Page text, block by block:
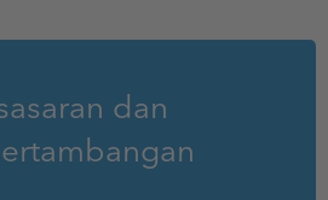
dan